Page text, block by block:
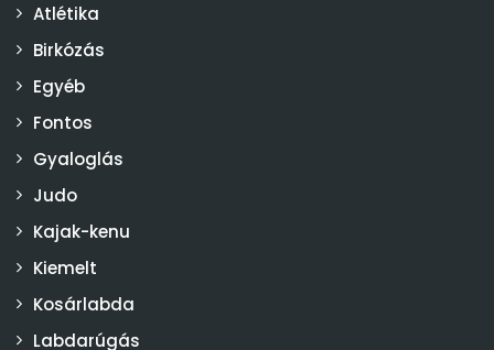
Atlétika
Birkózás
Egyéb
Fontos
Gyaloglás
Judo
Kajak-kenu
Kiemelt
Kosárlabda
Labdarúgás